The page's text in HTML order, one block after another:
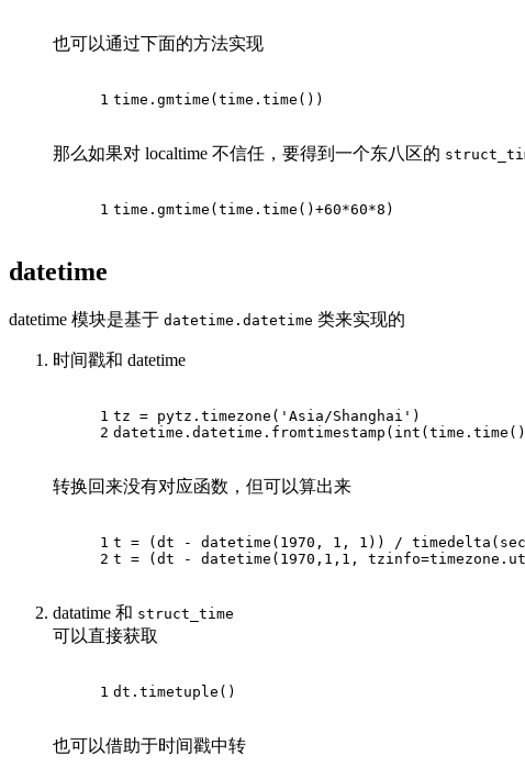
也可以通过下面的方法实现
1 time.gmtime(time.time())
那么如果对 localtime 不信任，要得到一个东八区的
1 time.gmtime(time.time()+60*60*8 )
datetime
datetime 模块是基于 datetime.datetime 类来实现的
时间戳和 datetime
1
2
tz = pytz.timezone( 'Asia/Shanghai' )
转换回来没有对应函数，但可以算出来
1
2
t = (dt - datetime( 1970 , 1 , 1 )) /
t = (dt - datetime( 1970 , 1 , 1 ,
datatime 和 struct_time
可以直接获取
1 dt.timetuple()
也可以借助于时间戳中转